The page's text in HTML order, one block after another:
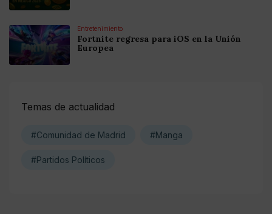
Entretenimiento
Fortnite regresa para iOS en la Unión
Europea
Temas de actualidad
#Comunidad de Madrid #Manga
#Partidos Políticos